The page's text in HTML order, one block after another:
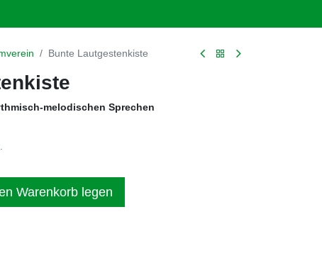
Bunte Lautgestenkiste
melodischen Sprechen
Warenkorb legen